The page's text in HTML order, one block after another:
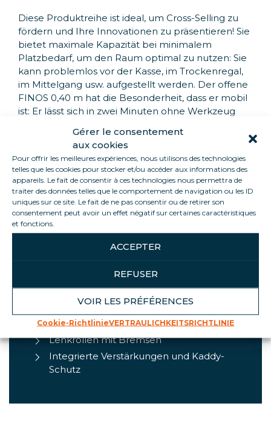
Gérer le consentement
aux cookies
Pour offrir les meilleures expériences, nous utilisons des technologies
telles que les cookies pour stocker et/ou accéder aux informations des
appareils. Le fait de consentir à ces technologies nous permettra de
traiter des données telles que le comportement de navigation ou les ID
uniques sur ce site. Le fait de ne pas consentir ou de retirer son
consentement peut avoir un effet négatif sur certaines caractéristiques
et fonctions.
ACCEPTER
REFUSER
VOIR LES PRÉFÉRENCES
Cookie-RichtlinieVERTRAULICHKEITSRICHTLINIE
Diese Produktreihe ist ideal, um Cross-Selling zu
fördern und Ihre Innovationen zu präsentieren! Sie
bietet maximale Kapazität bei minimalem
Platzbedarf, um den Raum optimal zu nutzen: Sie
kann problemlos vor der Kasse, im Trockenregal,
im Mittelgang usw. aufgestellt werden. Der offene
FINOS 0,40 m hat die Besonderheit, dass er mobil
ist: Er lässt sich in zwei Minuten ohne Werkzeug
Modell von Loca Service, das in unserer Fabrik
hergestellt wird. Alle unsere Möbel sind in
untergebrachter Gruppe.
PRODUKT-HIGHLIGHTS
Geringer Platzbedarf, Isolierung
100% nomadisch (Ref. FI04)
Energieeffizienz mit einem natürlichen
Kältemittel (R290).
Integrierte POS-Halterungen
Lenkrollen mit Bremsen
Integrierte Verstärkungen und Kaddy-
Schutz